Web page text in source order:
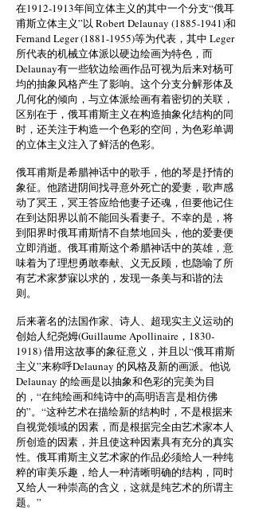
在1912-1913年间立体主义的其中一个分支“俄耳
甫斯立体主义”以 Robert Delaunay (1885-1941)和
Fernand Leger(1881-1955)等为代表，其中 Leger
所代表的机械立体派以硬边绘画为特色，而
Delaunay有一些软边绘画作品可视为后来对杨可
均的抽象风格产生了影响。这个分支分解形体及
几何化的倾向，与立体派绘画有着密切的关联，
区别在于，俄耳甫斯主义在构造抽象化结构的同
时，还关注于构造一个色彩的空间，为色彩单调
的立体主义注入了鲜活的色彩。
俄耳甫斯是希腊神话中的歌手，他的琴是抒情的
象征。他踏进阴间找寻意外死亡的爱妻，歌声感
动了冥王，冥王答应给他妻子还魂，但要他记住
在到达阳界以前不能回头看妻子。不幸的是，将
到阳界时俄耳甫斯情不自禁地回头，他的爱妻便
立即消逝。俄耳甫斯这个希腊神话中的英雄，意
味着为了理想勇敢奉献、义无反顾，也隐喻了所
有艺术家梦寐以求的，发现一条美与和谐的法
则。
后来著名的法国作家、诗人、超现实主义运动的
创始人纪尧姆(Guillaume Apollinaire，1830-
1918) 借用这故事的象征意义，并且以“俄耳甫斯
主义”来称呼Delaunay 的风格及新的画派。他说
Delaunay 的绘画是以抽象和色彩的完美为目
的，“在纯绘画和纯诗中的高明语言是相仿佛
的”。“这种艺术在描绘新的结构时，不是根据来
自视觉领域的因素，而是根据完全由艺术家本人
所创造的因素，并且使这种因素具有充分的真实
性。俄耳甫斯主义艺术家的作品必须给人一种纯
粹的审美乐趣，给人一种清晰明确的结构，同时
又给人一种崇高的含义，这就是纯艺术的所谓主
题。”